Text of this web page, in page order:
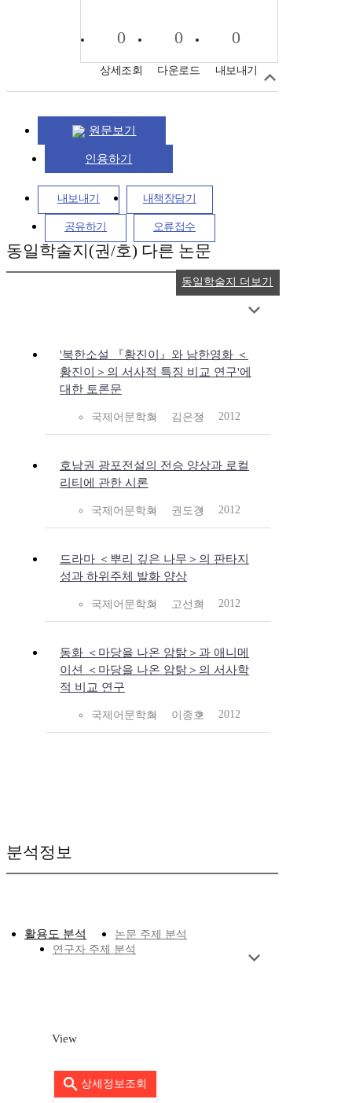
0
상세조회
0
다운로드
0
내보내기
원문보기
인용하기
내보내기 내책장담기
공유하기 오류접수
동일학술지(권/호) 다른 논문
'북한소설 『황진이』와 남한영화 ＜
황진이＞의 서사적 특징 비교 연구'에
대한 토론문
국제어문학회 김은정 2012
호남권 광포전설의 전승 양상과 로컬
리티에 관한 시론
국제어문학회 권도경 2012
드라마 ＜뿌리 깊은 나무＞의 판타지
성과 하위주체 발화 양상
국제어문학회 고선희 2012
동화 ＜마당을 나온 암탉＞과 애니메
이션 ＜마당을 나온 암탉＞의 서사학
적 비교 연구
국제어문학회 이종호 2012
동일학술지 더보기
분석정보
활용도 분석
논문 주제 분석
연구자 주제 분석
View
상세정보조회